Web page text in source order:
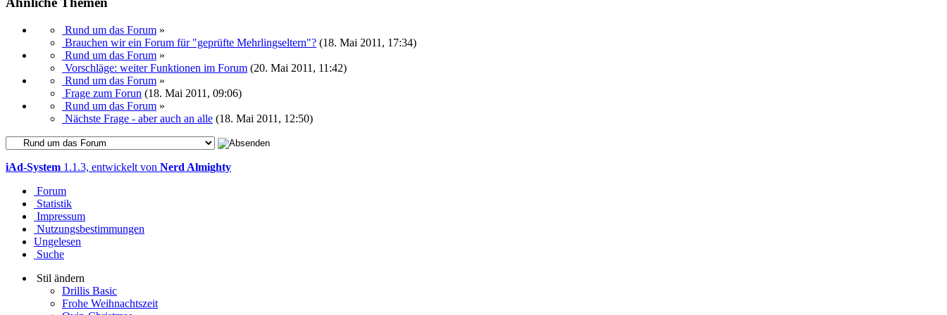
Rund um das Forum »
Brauchen wir ein Forum für "geprüfte Mehrlingseltern"? (18. Mai 2011, 17:34)
Rund um das Forum »
Vorschläge: weiter Funktionen im Forum (20. Mai 2011, 11:42)
Rund um das Forum »
Frage zum Forun (18. Mai 2011, 09:06)
Rund um das Forum »
Nächste Frage - aber auch an alle (18. Mai 2011, 12:50)
iAd-System 1.1.3, entwickelt von Nerd Almighty
Forum
Statistik
Impressum
Nutzungsbestimmungen
Ungelesen
Suche
Stil ändern
Drillis Basic
Frohe Weihnachtszeit